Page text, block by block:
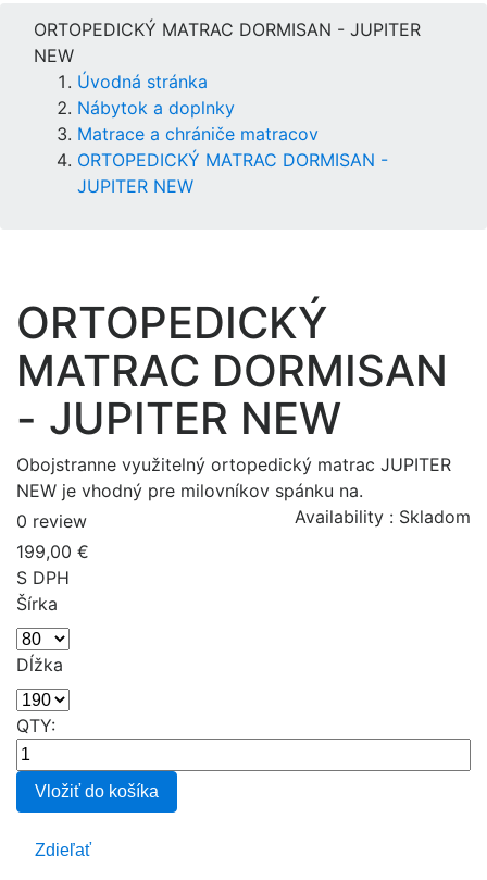
ORTOPEDICKÝ MATRAC DORMISAN - JUPITER
NEW
Úvodná stránka
Nábytok a doplnky
Matrace a chrániče matracov
ORTOPEDICKÝ MATRAC DORMISAN -
JUPITER NEW
ORTOPEDICKÝ
MATRAC DORMISAN
- JUPITER NEW
Obojstranne využitelný ortopedický matrac JUPITER
NEW je vhodný pre milovníkov spánku na.
0 review
Availability : Skladom
199,00 €
S DPH
Šírka
Dĺžka
QTY:
Vložiť do košíka
Zdieľať